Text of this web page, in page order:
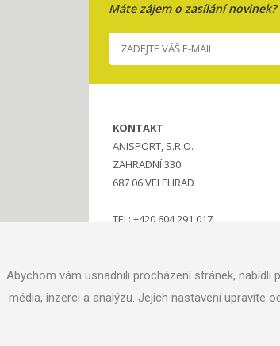
Máte zájem o zasílání novinek?
KONTAKT
ANISPORT, S.R.O.
ZAHRADNÍ 330
687 06 VELEHRAD
TEL: +420 604 291 017
Abychom vám usnadnili procházení stránek,
média, inzerci a analýzu. Jejich nastavení upravíte